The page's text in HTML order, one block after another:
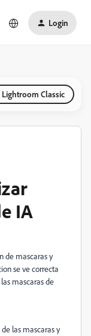
Login
Classic
IA
de mascaras y
se ve correcta
mascaras de
las mascaras y